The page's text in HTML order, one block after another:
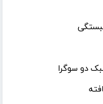
دو سوگرا